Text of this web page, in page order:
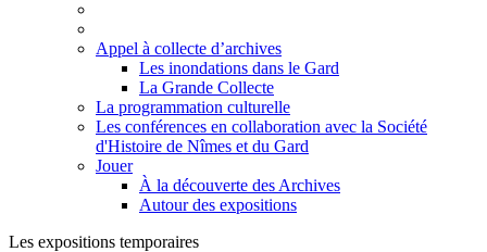
Appel à collecte d’archives
Les inondations dans le Gard
La Grande Collecte
La programmation culturelle
Les conférences en collaboration avec la Société
d'Histoire de Nîmes et du Gard
Jouer
À la découverte des Archives
Autour des expositions
Les expositions temporaires